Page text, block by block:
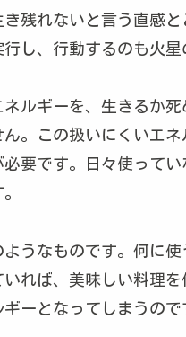
き残れないと言う直感
し、行動するのも火星
ネルギーを、生きるか
ん。この扱いにくいエ
必要です。日々使って
ようなものです。何に
いれば、美味しい料理
ギーとなってしまうの